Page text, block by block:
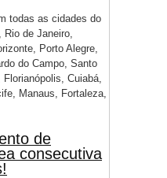
todas as cidades do
Rio de Janeiro,
Porto Alegre,
do Campo, Santo
Cuiabá,
Manaus, Fortaleza,
de
consecutiva